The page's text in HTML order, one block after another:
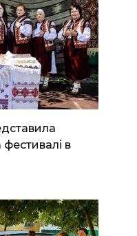
фестивалі в